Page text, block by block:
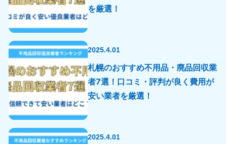
を厳選！
2025.4.01
札幌のおすすめ不用品・廃品回収業
者7選！口コミ・評判が良く費用が
安い業者を厳選！
2025.4.01
050-1881-5271
9:00〜19:00 年中無休
関東
東京都
050-1881-5265
9:00〜19:00 年中無休
神奈川県
050-1881-5264
9:00〜19:00 年中無休
千葉県
050-1881-5268
9:00〜19:00 年中無休 9:00〜19:00 年中無休